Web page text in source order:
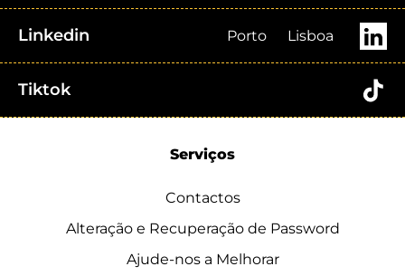
Linkedin Porto Lisboa
Tiktok
Serviços
Contactos
Alteração e Recuperação de Password
Ajude-nos a Melhorar